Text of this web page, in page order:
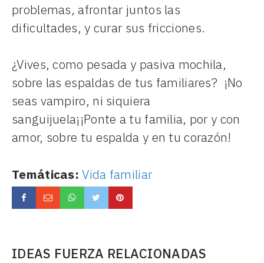
problemas, afrontar juntos las
dificultades, y curar sus fricciones.
¿Vives, como pesada y pasiva mochila,
sobre las espaldas de tus familiares? ¡No
seas vampiro, ni siquiera
sanguijuela¡¡Ponte a tu familia, por y con
amor, sobre tu espalda y en tu corazón!
Temáticas: Vida familiar
IDEAS FUERZA RELACIONADAS